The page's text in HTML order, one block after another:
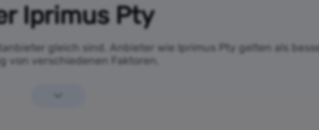
Iprimus Pty
gleich sind. Anbieter wie Iprimus Pty gelten als
von verschiedenen Faktoren.